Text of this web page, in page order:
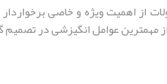
از اهمیت ویژه و خاصی
مهمترین عوامل انگیزشی در